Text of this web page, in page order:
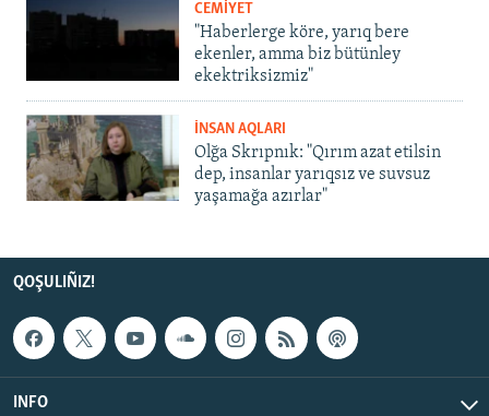
CEMİYET
"Haberlerge köre, yarıq bere
ekenler, amma biz bütünley
ekektriksizmiz"
İNSAN AQLARI
Olğa Skrıpnık: "Qırım azat etilsin
dep, insanlar yarıqsız ve suvsuz
yaşamağa azırlar"
QOŞULIÑIZ!
INFO